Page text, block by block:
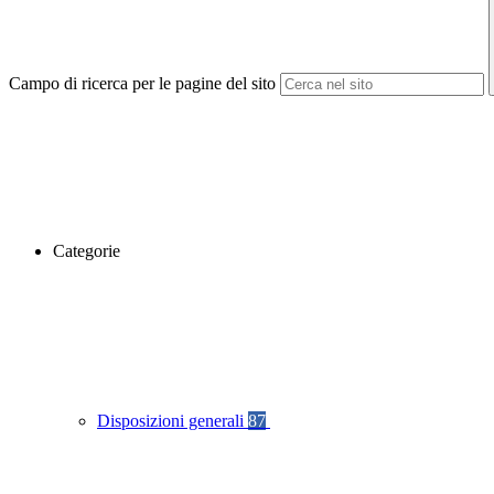
Campo di ricerca per le pagine del sito
Categorie
Disposizioni generali 87